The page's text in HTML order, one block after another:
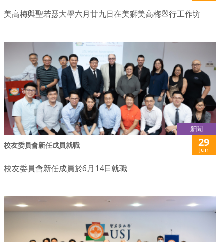
美高梅與聖若瑟大學六月廿九日在美獅美高梅舉行工作坊
新聞
校友委員會新任成員就職 29
Jun
校友委員會新任成員於6月14日就職